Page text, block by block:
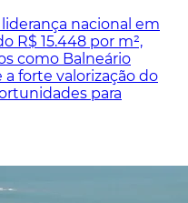
nacional em
R$ 15.448 por m²,
como Balneário
forte valorização do
para